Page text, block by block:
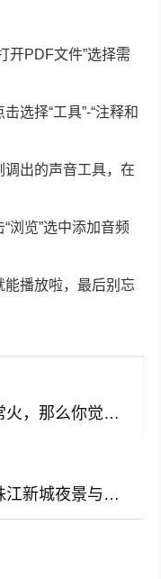
开PDF文件”选择需
选择“工具”-“注释和
出的声音工具，在
浏览”选中添加音频
播放啦，最后别忘
电视看短视频 :现今短视频非常火，那么你觉得看电视，看电影的都是什么人？
广州夜景短视频 :你觉得广州珠江新城夜景与上海黄浦江夜景哪个漂亮？为什么？